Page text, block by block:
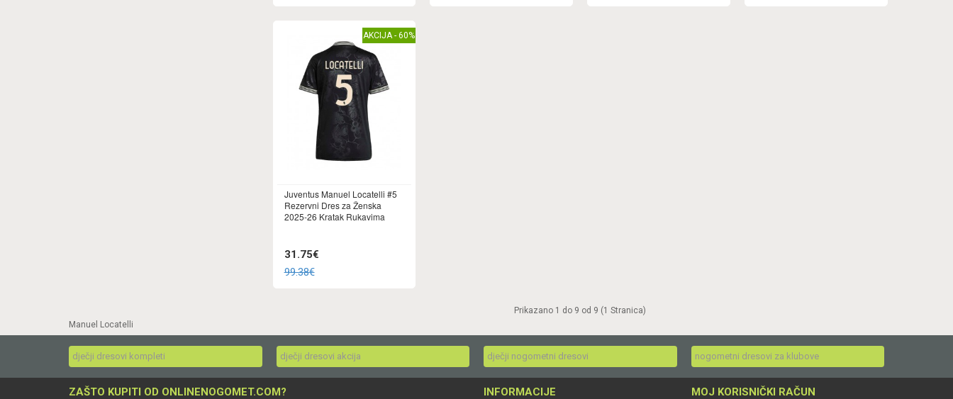
AKCIJA - 60%
Juventus Manuel Locatelli #5
Rezervni Dres za Ženska
2025-26 Kratak Rukavima
31.75€
99.38€
Prikazano 1 do 9 od 9 (1 Stranica)
Manuel Locatelli
dječji dresovi kompleti dječji dresovi akcija dječji nogometni dresovi nogometni dresovi za klubove
ZAŠTO KUPITI OD ONLINENOGOMET.COM? INFORMACIJE MOJ KORISNIČKI RAČUN